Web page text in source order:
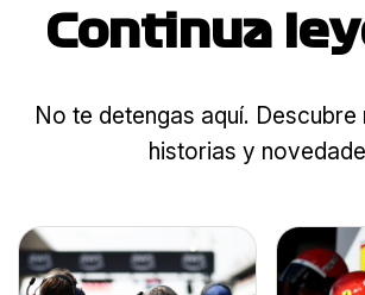
Continua
No te detengas aquí. Descubre
historias y